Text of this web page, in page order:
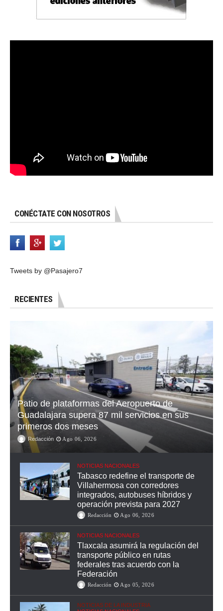
CONÉCTATE CON NOSOTROS
Tweets by @Pasajero7
RECIENTES
Patio de plataformas del Aeropuerto de
Guadalajara supera 87 mil servicios en sus
primeros dos meses
Redacción Ago 06, 2026
NOTICIAS NACIONALES
Tabasco redefine el transporte de
Villahermosa con corredores
integrados, autobuses híbridos y
operación prevista para 2027
Redacción Ago 06, 2026
NOTICIAS NACIONALES
Tlaxcala asumirá la regulación del
transporte público en rutas
federales tras acuerdo con la
Federación
Redacción Ago 05, 2026
NOTICIAS DE LA INDUSTRIA